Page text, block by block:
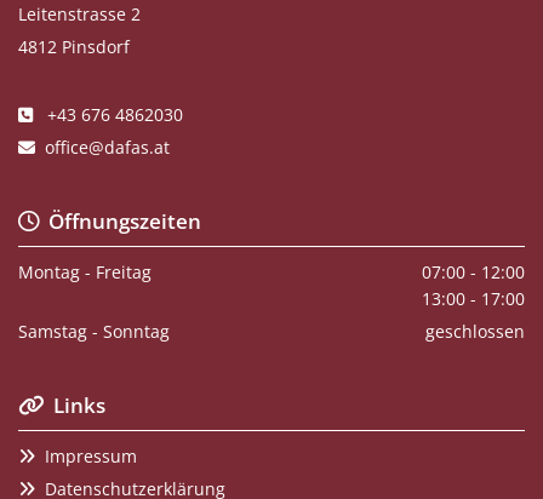
Leitenstrasse 2
4812 Pinsdorf
 +43 676 4862030
 office@dafas.at
Öffnungszeiten
Montag - Freitag
07:00 - 12:00
13:00 - 17:00
Samstag - Sonntag
geschlossen
 Links
 Impressum
 Datenschutzerklärung